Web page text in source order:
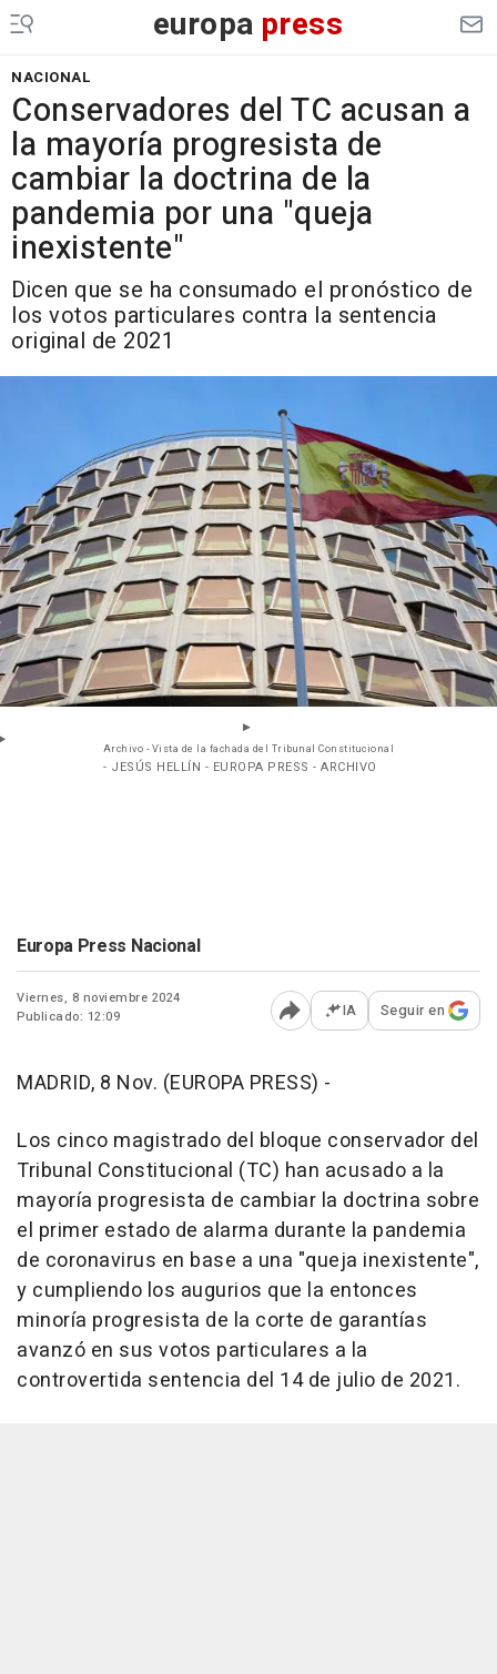
europa press
NACIONAL
Conservadores del TC acusan a
la mayoría progresista de
cambiar la doctrina de la
pandemia por una "queja
inexistente"
Dicen que se ha consumado el pronóstico de
los votos particulares contra la sentencia
original de 2021
Archivo - Vista de la fachada del Tribunal Constitucional
- JESÚS HELLÍN - EUROPA PRESS - ARCHIVO
Europa Press Nacional
Viernes, 8 noviembre 2024
Publicado: 12:09
Abrir opciones para
IA Seguir en
MADRID, 8 Nov. (EUROPA PRESS) -
Los cinco magistrado del bloque conservador del
Tribunal Constitucional (TC) han acusado a la
mayoría progresista de cambiar la doctrina sobre
el primer estado de alarma durante la pandemia
de coronavirus en base a una "queja inexistente",
y cumpliendo los augurios que la entonces
minoría progresista de la corte de garantías
avanzó en sus votos particulares a la
controvertida sentencia del 14 de julio de 2021.